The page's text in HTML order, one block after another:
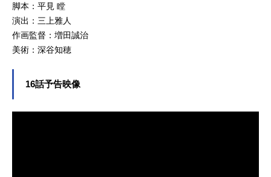
脚本：平見 瞠
演出：三上雅人
作画監督：増田誠治
美術：深谷知穂
16話予告映像